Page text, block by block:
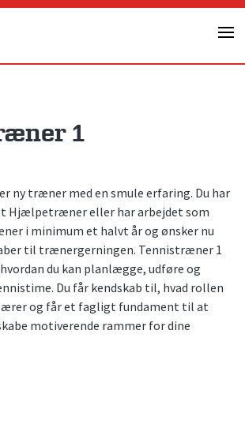
1
ny træner med en smule erfaring. Du har
Hjælpetræner eller har arbejdet som
i minimum et halvt år og ønsker nu
til trænergerningen. Tennistræner 1
du kan planlægge, udføre og
Du får kendskab til, hvad rollen
og får et fagligt fundament til at
motiverende rammer for dine